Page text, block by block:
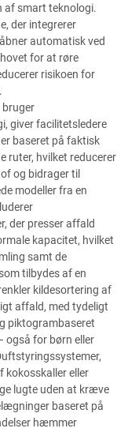
af smart teknologi.
der integrerer
automatisk ved
for at røre
risikoen for
bruger
giver facilitetsledere
baseret på faktisk
ruter, hvilket reducerer
og bidrager til
modeller fra en
der presser affald
kapacitet, hvilket
samt de
tilbydes af en
kildesortering af
affald, med tydeligt
piktogrambaseret
også for børn eller
kokosskaller eller
lugte uden at kræve
baseret på
hæmmer